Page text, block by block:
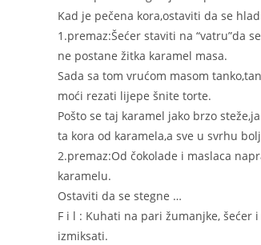
Kad je pečena kora,ostaviti da se
1.premaz:Šećer staviti na “vatru”da
ne postane žitka karamel masa.
Sada sa tom vrućom masom
moći rezati lijepe šnite torte.
Pošto se taj karamel jako brzo
ta kora od karamela,a sve u svrhu
2.premaz:Od čokolade i maslaca
karamelu.
Ostaviti da se stegne …
F i l : Kuhati na pari žumanjke, šećer
izmiksati.